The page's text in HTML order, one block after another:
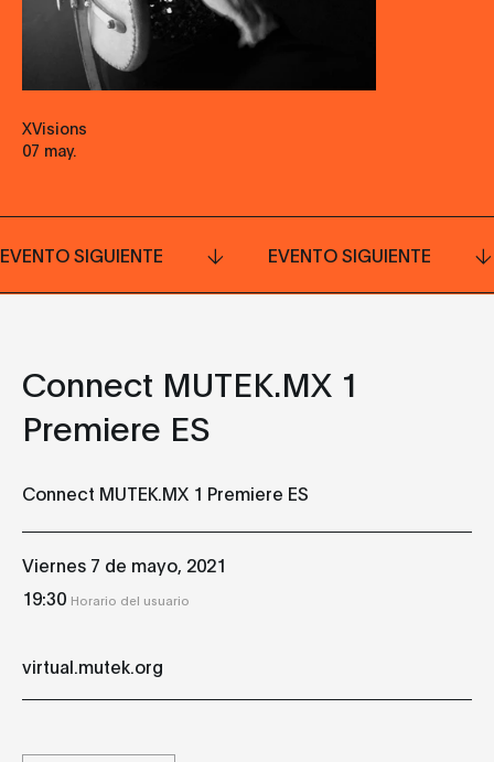
XVisions
07 may.
EVENTO SIGUIENTE EVENTO SIGUIENTE
Connect MUTEK.MX 1
Premiere ES
Connect MUTEK.MX 1 Premiere ES
Viernes 7 de mayo, 2021
19:30 Horario del usuario
virtual.mutek.org